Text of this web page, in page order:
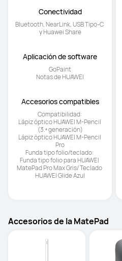
Conectividad
Bluetooth, NearLink, USB Tipo-C
y Huawei Share
Aplicación de software
GoPaint
Notas de HUAWEI
Accesorios compatibles
Compatibilidad:
Lápiz óptico HUAWEI M-Pencil
(3.ª generación)
Lápiz óptico HUAWEI M-Pencil
Pro
Funda tipo folio/teclado:
Funda tipo folio para HUAWEI
MatePad Pro Max Gris/ Teclado
HUAWEI Glide Azul
Accesorios de la MatePad